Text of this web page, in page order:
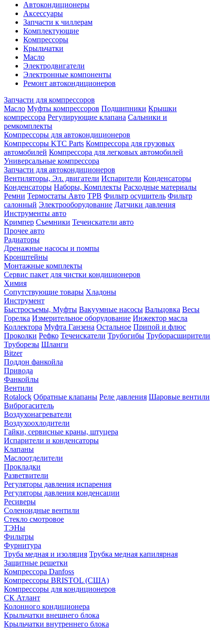
Автокондиционеры
Аксессуары
Запчасти к чиллерам
Комплектующие
Компрессоры
Крыльчатки
Масло
Электродвигатели
Электронные компоненты
Ремонт автокондиционеров
Запчасти для компрессоров
Масло Муфты компрессоров Подшипники Крышки
компрессора Регулирующие клапана Сальники и
ремкомплекты
Компрессоры для автокондиционеров
Компрессоры KTC Parts Компрессора для грузовых
автомобилей Компрессора для легковых автомобилей
Универсальные компрессора
Запчасти для автокондиционеров
Вентиляторы, Эл. двигатели Испарители Конденсаторы
Конденсаторы Наборы, Комплекты Расходные материалы
Ремни Термостаты Авто ТРВ Фильтр осушитель Фильтр
салонный Электрооборудование Датчики давления
Инструменты авто
Кримпер Съемники Течеискатели авто
Прочее авто
Радиаторы
Дренажные насосы и помпы
Кронштейны
Монтажные комплекты
Сервис пакет для чистки кондиционеров
Химия
Сопутствующие товары Хладоны
Инструмент
Быстросъемы, Муфты Вакуумные насосы Вальцовка Весы
Горелка Измерительное оборудование Инжектор масла
Коллектора Муфта Ганзена Остальное Припой и флюс
Проколки Рефко Течеискатели Трубогибы Труборасширители
Труборезы Шланги
Bitzer
Поддон фанкойла
Привода
Фанкойлы
Вентили
Rotalock Обратные клапаны Реле давления Шаровые вентили
Виброгаситель
Воздухонагреватели
Воздухоохлодители
Гайки, сервисные краны, штуцера
Испарители и конденсаторы
Клапаны
Маслоотделители
Прокладки
Разветвители
Регуляторы давления испарения
Регуляторы давления конденсации
Ресиверы
Соленоидные вентили
Стекло смотровое
ТЭНы
Фильтры
Фурнитура
Труба медная и изоляция Трубка медная капилярная
Защитные решетки
Компрессора Danfoss
Компрессоры BRISTOL (США)
Компрессоры для кондиционеров
СК Атлант
Колонного кондиционера
Крыльчатки внешнего блока
Крыльчатки внутреннего блока